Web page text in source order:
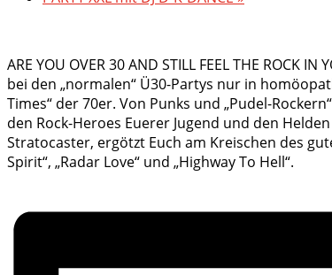
ARE YOU OVER 30 AND STILL FEEL THE
bei den „normalen“ Ü30-Partys nur in
Times“ der 70er. Von Punks und „Pudel-
den Rock-Heroes Euerer Jugend und den
Stratocaster, ergötzt Euch am Kreischen des
Spirit“, „Radar Love“ und „Highway To Hell“.